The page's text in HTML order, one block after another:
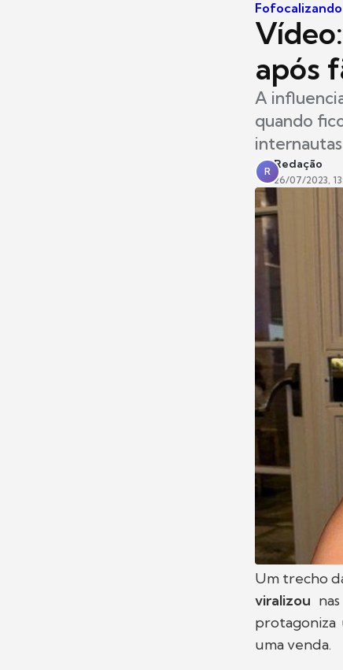
Fofocalizando
após
A
quando
internautas
R
Redação
26/07/2023,
Um trecho
viralizou
protagoniza
uma venda.